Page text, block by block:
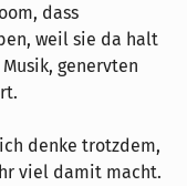
dass
weil sie da halt
genervten
denke trotzdem,
viel damit macht.